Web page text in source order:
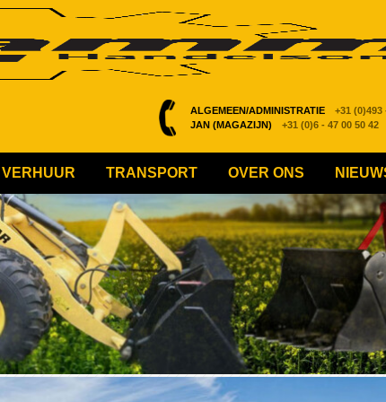
ALGEMEEN/ADMINISTRATIE +31 (0)493
JAN (MAGAZIJN)
+31 (0)6 - 47 00 50 42
VERHUUR TRANSPORT OVER ONS